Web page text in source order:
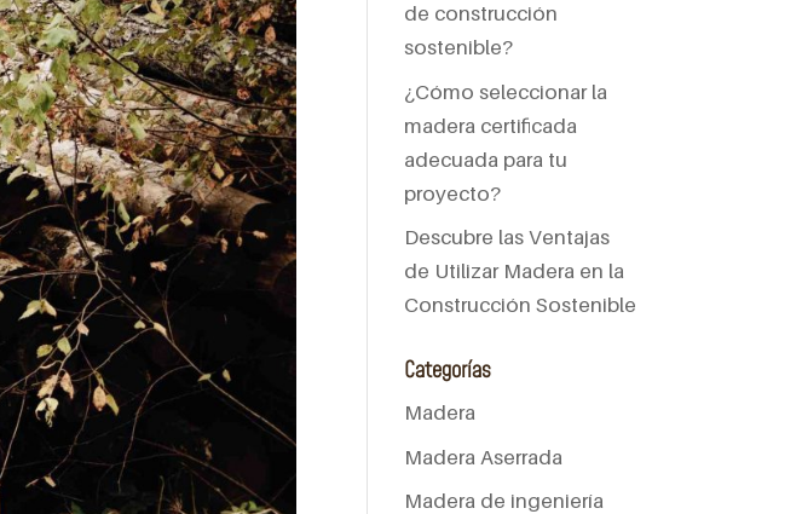
de construcción
sostenible?
¿Cómo seleccionar la
madera certificada
adecuada para tu
proyecto?
Descubre las Ventajas
de Utilizar Madera en la
Construcción Sostenible
Categorías
Madera
Madera Aserrada
Madera de ingeniería